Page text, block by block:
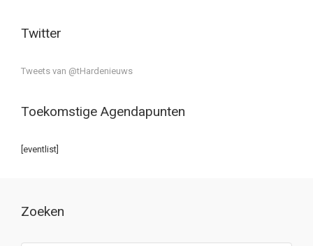
Twitter
Tweets van @tHardenieuws
Toekomstige Agendapunten
[eventlist]
Zoeken